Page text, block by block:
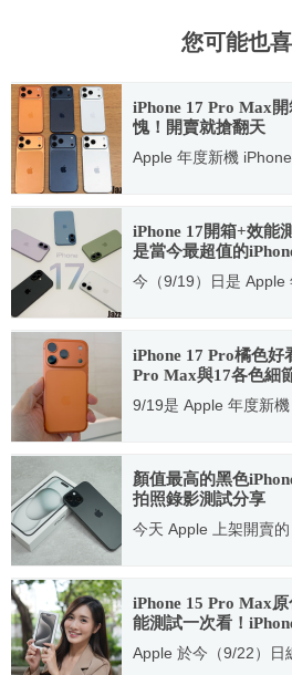
您可能也
iPhone 17 Pro Max
愧！開賣就搶翻天
Apple 年度新機 iPhone
2025.09.22
iPhone 17開箱+效能
是當今最超值的
今（9/19）日是 Apple
2025.09.20
iPhone 17 Pro橘色好
Pro Max與17各色細
9/19是 Apple 年度新機
2025.09.20
顏值最高的黑色
拍照錄影測試分享
今天 Apple 上架開賣的
2023.09.25
iPhone 15 Pro Max
能測試一次看！
Apple 於今（9/22）日